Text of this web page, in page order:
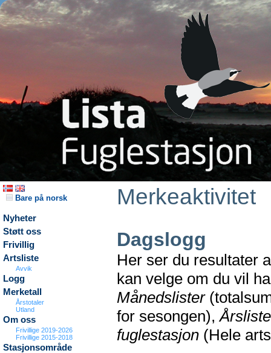
Bare på norsk
Nyheter
Støtt oss
Frivillig
Artsliste
Avvik
Logg
Merketall
Årstotaler
Utland
Om oss
Frivillige 2019-2026
Frivillige 2015-2018
Stasjonsområde
Merkeaktivitet
Dagslogg
Her ser du resultater
kan velge om du vil
Månedslister
for sesongen),
fuglestasjon (Hele